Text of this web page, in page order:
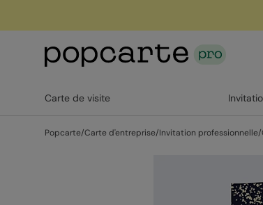
Carte de visite
Popcarte/Carte d'entreprise/Invitation professionnelle/